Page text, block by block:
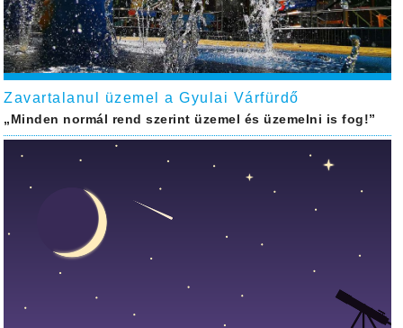
Zavartalanul üzemel a Gyulai Várfürdő
„Minden normál rend szerint üzemel és üzemelni is fog!”